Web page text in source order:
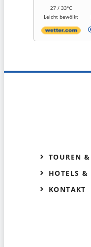
27 / 33°C
Leicht bewölkt
TOUREN &
HOTELS &
KONTAKT